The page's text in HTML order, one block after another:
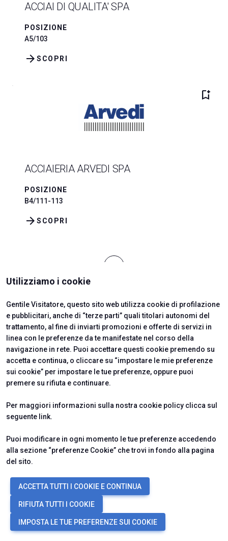
ACCIAI DI QUALITA' SPA
POSIZIONE
A5/103
SCOPRI
arrow_forward
bookmark_add
ACCIAIERIA ARVEDI SPA
POSIZIONE
B4/111-113
SCOPRI
arrow_forward
Utilizziamo i cookie
Gentile Visitatore, questo sito web utilizza cookie di profilazione
e pubblicitari, anche di “terze parti” quali titolari autonomi del
trattamento, al fine di inviarti promozioni e offerte di servizi in
linea con le preferenze da te manifestate nel corso della
navigazione in rete. Puoi accettare questi cookie premendo su
accetta e continua, o cliccare su “impostare le mie preferenze
sui cookie” per impostare le tue preferenze, oppure puoi
premere su rifiuta e continuare.
Per maggiori informazioni sulla nostra cookie policy clicca sul
seguente link.
Puoi modificare in ogni momento le tue preferenze accedendo
alla sezione “preferenze Cookie” che trovi in fondo alla pagina
del sito.
ACCETTA TUTTI I COOKIE E CONTINUA
RIFIUTA TUTTI I COOKIE
IMPOSTA LE TUE PREFERENZE SUI COOKIE
About Ecomondo
Newsletter
Info pratiche Visitatori
VISITARE
Perché visitare
Biglietti e Info
ESPORRE
Perchè esporre